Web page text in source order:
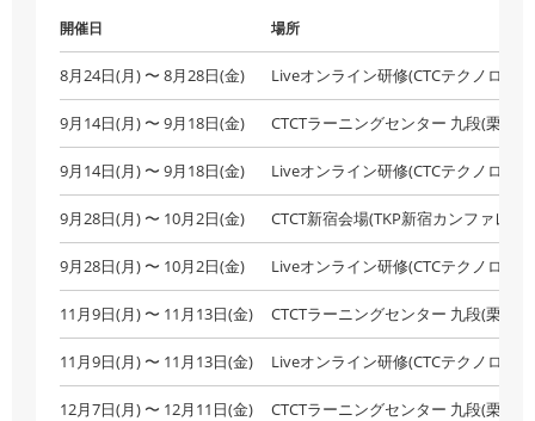
開催日 場所
8月24日(月) 〜 8月28日(金) Liveオンライン研修(CTCテクノロジ
9月14日(月) 〜 9月18日(金) CTCTラーニングセンター 九段(栗田
9月14日(月) 〜 9月18日(金) Liveオンライン研修(CTCテクノロジ
9月28日(月) 〜 10月2日(金) CTCT新宿会場(TKP新宿カンファレン
9月28日(月) 〜 10月2日(金) Liveオンライン研修(CTCテクノロジ
11月9日(月) 〜 11月13日(金) CTCTラーニングセンター 九段(栗田
11月9日(月) 〜 11月13日(金) Liveオンライン研修(CTCテクノロジ
12月7日(月) 〜 12月11日(金) CTCTラーニングセンター 九段(栗田